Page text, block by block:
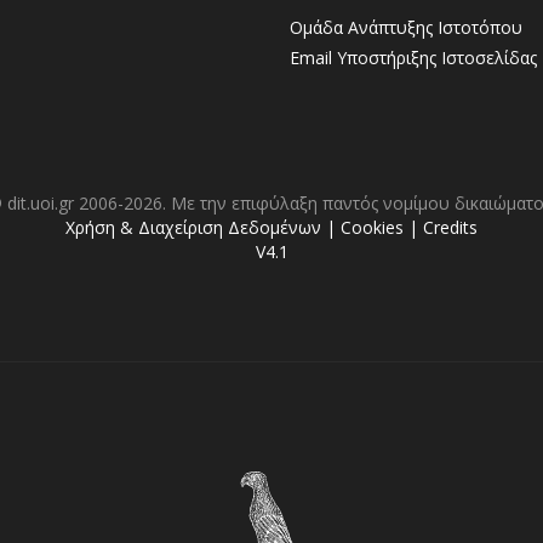
Ομάδα Ανάπτυξης Ιστοτόπου
Email Υποστήριξης Ιστοσελίδας
2006-2026. Με την επιφύλαξη παντός νομίμου
Χρήση & Διαχείριση Δεδομένων | Cookies | Credits
V4.1